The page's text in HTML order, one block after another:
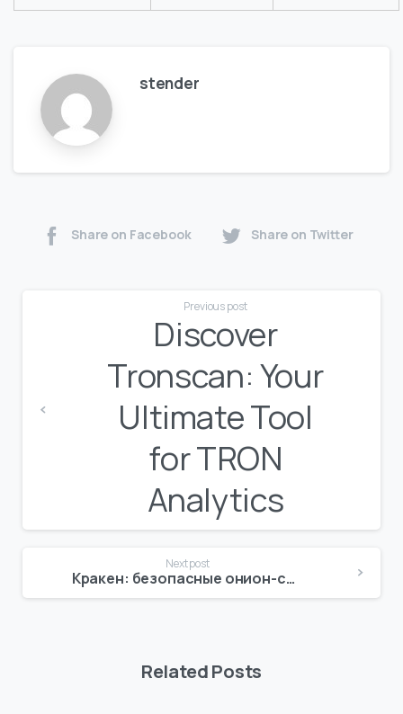
stender
Share on Facebook Share on Twitter
Previous post
Discover
Tronscan: Your
Ultimate Tool
for TRON
Analytics
Next post
Кракен: безопасные онион-ссылки для 2026 года
Related Posts